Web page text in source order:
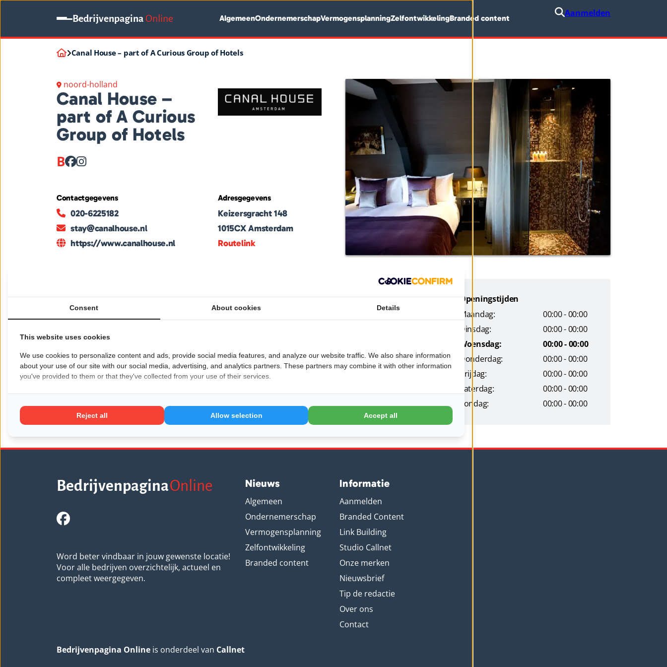
BedrijvenpaginaOnline AlgemeenOndernemerschapVermogensplanningZelfontwikkelingBranded content Aanmelden
Canal House – part of A Curious Group of Hotels
noord-holland
Canal House –
part of A Curious
Group of Hotels
B
Contactgegevens
020-6225182
stay@canalhouse.nl
https://www.canalhouse.nl
Adresgegevens
Keizersgracht 148
1015CX Amsterdam
Routelink
verblijfservaring in het hart van Amsterdam. Het boutique hotel is gevestigd in historische
grachtenpanden waar klassiek erfgoed naadloos samenkomt met modern design. Elke kamer
heeft een unieke inrichting, rijk aan luxe details en comfort. Gasten kunnen rekenen op
persoonlijke service, een rustige sfeer en een prachtig uitzicht op de Amsterdamse grachten.
karaktervolle omgeving.
Voor meer informatie:Canal House
Wil je dat jouw bedrijf hier ook staat?Meld je aan!
Pagina delen op:
Openingstijden
Maandag:
00:00 - 00:00
Dinsdag:
00:00 - 00:00
Woensdag:
00:00 - 00:00
Donderdag:
00:00 - 00:00
Vrijdag:
00:00 - 00:00
Zaterdag:
00:00 - 00:00
Zondag:
00:00 - 00:00
BedrijvenpaginaOnline
Word beter vindbaar in jouw gewenste locatie!
Voor alle bedrijven overzichtelijk, actueel en
compleet weergegeven.
Nieuws
Algemeen
Ondernemerschap
Vermogensplanning
Zelfontwikkeling
Branded content
Informatie
Aanmelden
Branded Content
Link Building
Studio Callnet
Onze merken
Nieuwsbrief
Tip de redactie
Over ons
Contact
Bedrijvenpagina Online is onderdeel van Callnet
Consent About cookies Details
This website uses cookies
We use cookies to personalize content and ads, provide social media features, and analyze our website traffic. We also share information
about your use of our site with our social media, advertising, and analytics partners. These partners may combine it with other information
you've provided to them or that they've collected from your use of their services.
Reject all Allow selection Accept all